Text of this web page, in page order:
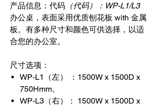
产品信息：代码 （代码）：WP-L1/L3
办公桌，表面采用优质刨花板 with 金属
板。有多种尺寸和颜色可供选择，以适
合您的办公室。
尺寸选项：
WP-L1（左） ：1500W x 1500D x
750Hmm。
WP-L3（右）： 1500W x 1500D x